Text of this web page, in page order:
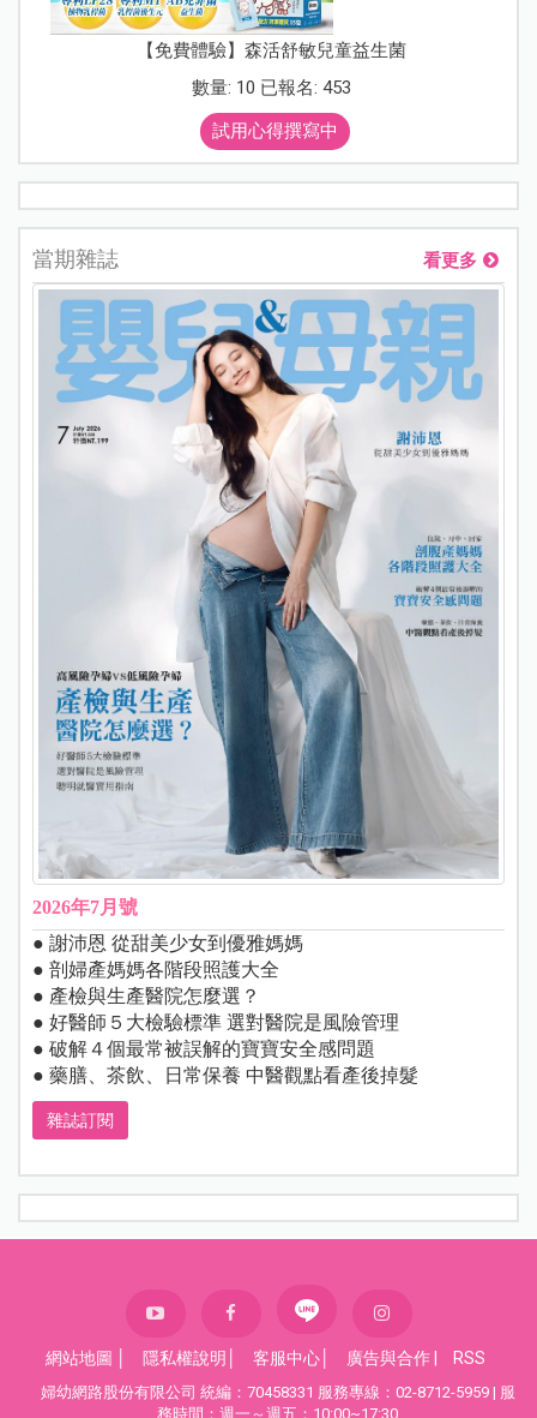
【免費體驗】森活舒敏兒童益生菌
數量: 10 已報名: 453
試用心得撰寫中
當期雜誌 看更多
2026年7月號
● 謝沛恩 從甜美少女到優雅媽媽
● 剖婦產媽媽各階段照護大全
● 產檢與生產醫院怎麼選？
● 好醫師５大檢驗標準 選對醫院是風險管理
● 破解４個最常被誤解的寶寶安全感問題
● 藥膳、茶飲、日常保養 中醫觀點看產後掉髮
雜誌訂閱
網站地圖 隱私權說明 客服中心 廣告與合作 RSS
婦幼網路股份有限公司 統編：70458331 服務專線：02-8712-5959 | 服
務時間：週一～週五：10:00~17:30